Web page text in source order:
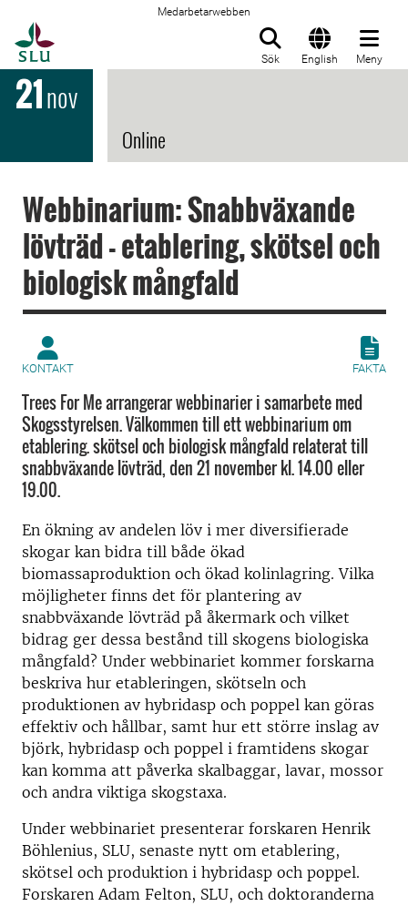
Medarbetarwebben
Sök English Meny
21nov
Online
Webbinarium: Snabbväxande
lövträd - etablering, skötsel och
biologisk mångfald
KONTAKT FAKTA
Trees For Me arrangerar webbinarier i samarbete med
Skogsstyrelsen. Välkommen till ett webbinarium om
etablering. skötsel och biologisk mångfald relaterat till
snabbväxande lövträd, den 21 november kl. 14.00 eller
19.00.
En ökning av andelen löv i mer diversifierade
skogar kan bidra till både ökad
biomassaproduktion och ökad kolinlagring. Vilka
möjligheter finns det för plantering av
snabbväxande lövträd på åkermark och vilket
bidrag ger dessa bestånd till skogens biologiska
mångfald? Under webbinariet kommer forskarna
beskriva hur etableringen, skötseln och
produktionen av hybridasp och poppel kan göras
effektiv och hållbar, samt hur ett större inslag av
björk, hybridasp och poppel i framtidens skogar
kan komma att påverka skalbaggar, lavar, mossor
och andra viktiga skogstaxa.
Under webbinariet presenterar forskaren Henrik
Böhlenius, SLU, senaste nytt om etablering,
skötsel och produktion i hybridasp och poppel.
Forskaren Adam Felton, SLU, och doktoranderna